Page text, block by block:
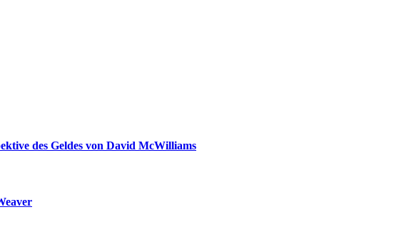
des Geldes von David McWilliams